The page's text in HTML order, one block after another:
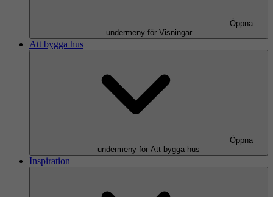
Öppna
undermeny för Visningar
Att bygga hus
Öppna
undermeny för Att bygga hus
Inspiration